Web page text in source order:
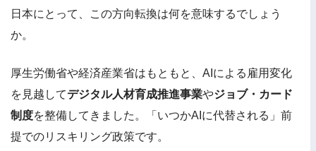
日本にとって、この方向転換は何を意味するでしょう
か。
厚生労働省や経済産業省はもともと、AIによる雇用変化
を見越してデジタル人材育成推進事業やジョブ・カード
制度を整備してきました。「いつかAIに代替される」前
提でのリスキリング政策です。